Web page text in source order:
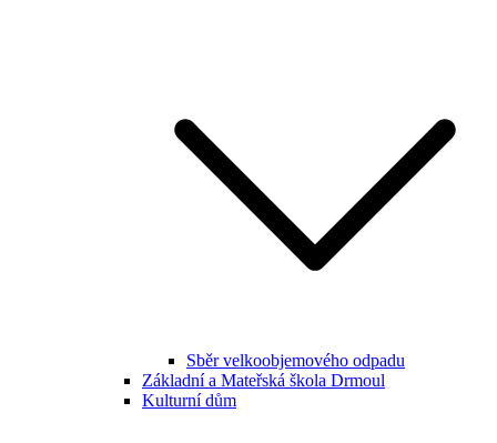
Sběr velkoobjemového odpadu
Základní a Mateřská škola Drmoul
Kulturní dům